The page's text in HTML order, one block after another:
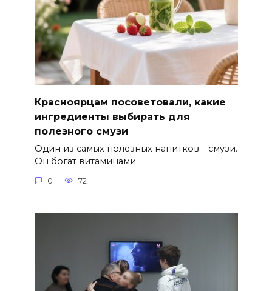
Красноярцам посоветовали, какие
ингредиенты выбирать для
полезного смузи
Один из самых полезных напитков – смузи.
Он богат витаминами
0 72